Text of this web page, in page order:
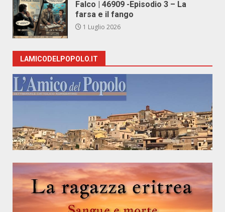
Falco | 46909 -Episodio 3 – La
farsa e il fango
1 Luglio 2026
LAMICODELPOPOLO.IT